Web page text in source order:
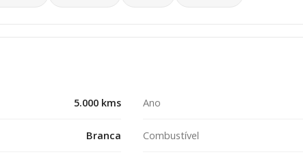
5.000 kms Ano
Branca Combustível